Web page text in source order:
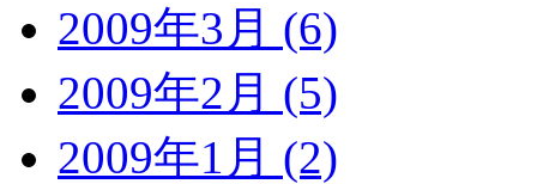
2009年3月 (6)
2009年2月 (5)
2009年1月 (2)